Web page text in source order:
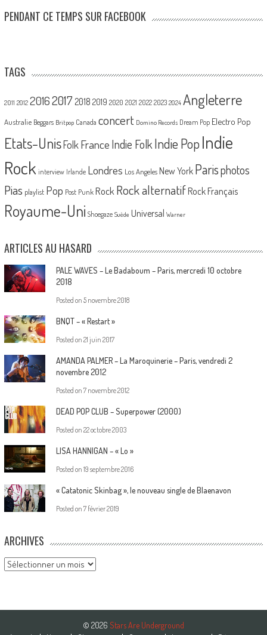
PENDANT CE TEMPS SUR FACEBOOK
TAGS
2011 2012 20162017 2018 2019 2020 2021 2022 2023 2024 Angleterre
Australie Beggars Britpop Canada concert Domino Records Dream Pop Electro Pop
Etats-UnisFolk France Indie Folk Indie PopIndie
Rock interview Irlande Londres Los Angeles New York Parisphotos
Pias playlist Pop Post Punk Rock Rock alternatif Rock Français
Royaume-Uni Shoegaze Suède Universal Warner
ARTICLES AU HASARD
PALE WAVES – Le Badaboum – Paris, mercredi 10 octobre
2018
Posted on 5 novembre 2018
BNQT – « Restart »
Posted on 21 juin 2017
AMANDA PALMER – La Maroquinerie – Paris, vendredi 2
novembre 2012
Posted on 7 novembre 2012
DEAD POP CLUB – Superpower (2000)
Posted on 22 octobre 2003
LISA HANNIGAN – « Lo »
Posted on 19 septembre 2016
« Catatonic Skinbag », le nouveau single de Blaenavon
Posted on 7 février 2019
ARCHIVES
Archives
© 2026 Stars Are Underground